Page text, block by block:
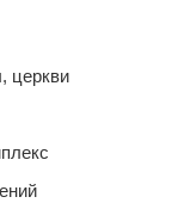
церкви